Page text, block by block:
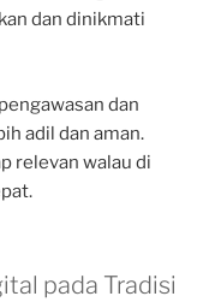
dan dinikmati
dan
adil dan aman.
relevan walau di
pada Tradisi